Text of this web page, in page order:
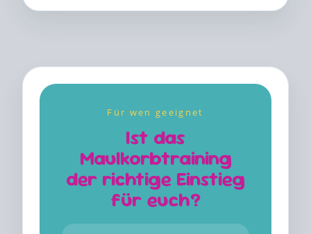
Für wen geeignet
Ist das
Maulkorbtraining
der richtige Einstieg
für euch?